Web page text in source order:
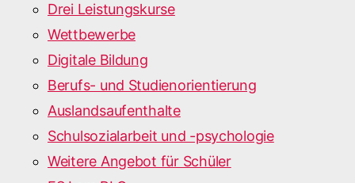
Drei Leistungskurse
Wettbewerbe
Digitale Bildung
Berufs- und Studienorientierung
Auslandsaufenthalte
Schulsozialarbeit und -psychologie
Weitere Angebot für Schüler